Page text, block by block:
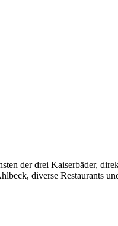
der drei Kaiserbäder,
diverse Restaurants